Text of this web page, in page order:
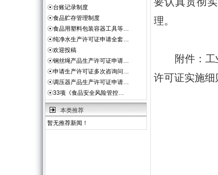
☉台账记录制度
☉食品贮存管理制度
☉食品用塑料包装容器工具等…
☉纯净水生产许可证申请全套…
☉欢迎投稿
☉钢丝绳产品生产许可证申请…
☉申请生产许可证多次咨询问…
☉调压器产品生产许可证申请…
☉33项《食品安全风险管控…
本类推荐
暂无推荐新闻！
理。
附件： 工
许可证实施细